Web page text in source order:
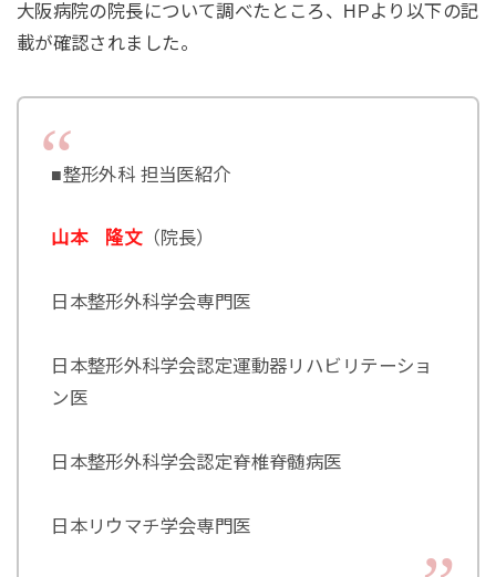
大阪病院の院長について調べたところ、HPより以下の記
載が確認されました。
■整形外科 担当医紹介
山本 隆文（院長）
日本整形外科学会専門医
日本整形外科学会認定運動器リハビリテーショ
ン医
日本整形外科学会認定脊椎脊髄病医
日本リウマチ学会専門医